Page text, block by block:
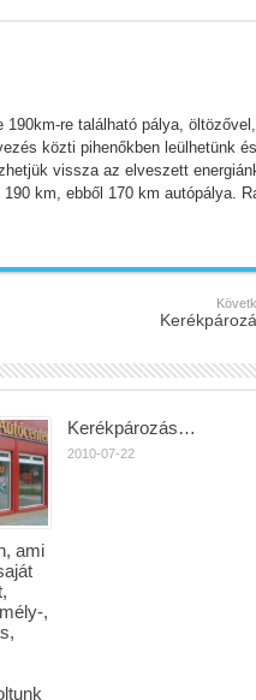
re található pálya, öltözővel,
közti pihenőkben leülhetünk
vissza az elveszett
km, ebből 170 km autópálya.
ami
,
Kerékpározás…
2010-07-22